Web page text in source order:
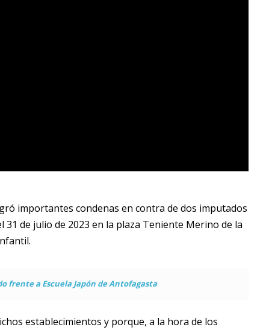
importantes condenas en contra de dos imputados
de julio de 2023 en la plaza Teniente Merino de la
frente a Escuela Japón de Antofagasta
establecimientos y porque, a la hora de los